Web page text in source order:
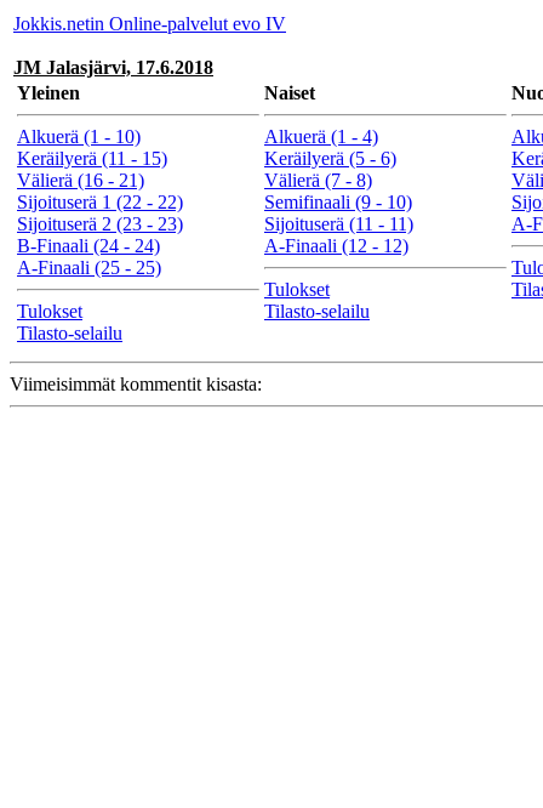
Jokkis.netin Online-palvelut evo IV
JM Jalasjärvi, 17.6.2018
Yleinen
Alkuerä (1 - 10)
Keräilyerä (11 - 15)
Välierä (16 - 21)
Sijoituserä 1 (22 - 22)
Sijoituserä 2 (23 - 23)
B-Finaali (24 - 24)
A-Finaali (25 - 25)
Tulokset
Tilasto-selailu
Naiset
Alkuerä (1 - 4)
Keräilyerä (5 - 6)
Välierä (7 - 8)
Semifinaali (9 - 10)
Sijoituserä (11 - 11)
A-Finaali (12 - 12)
Tulokset
Tilasto-selailu
A-
Viimeisimmät kommentit kisasta: